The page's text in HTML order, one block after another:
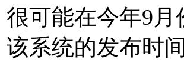
很可能在今年9
该系统的发布时